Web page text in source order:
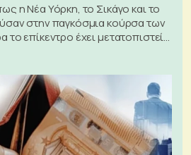
η Νέα Υόρκη, το Σικάγο και το
στην παγκόσμια κούρσα των
επίκεντρο έχει μετατοπιστεί